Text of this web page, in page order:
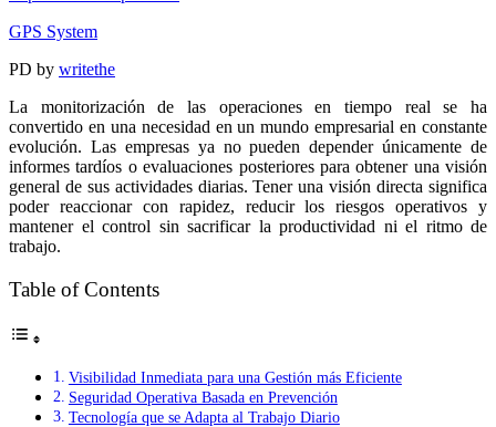
GPS System
PD by writethe
La monitorización de las operaciones en tiempo real se ha
convertido en una necesidad en un mundo empresarial en constante
evolución. Las empresas ya no pueden depender únicamente de
informes tardíos o evaluaciones posteriores para obtener una visión
general de sus actividades diarias. Tener una visión directa significa
poder reaccionar con rapidez, reducir los riesgos operativos y
mantener el control sin sacrificar la productividad ni el ritmo de
trabajo.
Table of Contents
Visibilidad Inmediata para una Gestión más Eficiente
Seguridad Operativa Basada en Prevención
Tecnología que se Adapta al Trabajo Diario